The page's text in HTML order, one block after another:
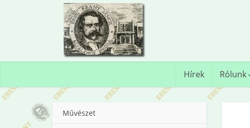
Hírek Rólunk
Művészet